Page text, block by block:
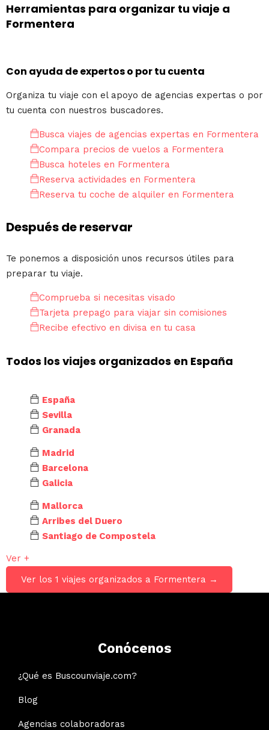
Herramientas para organizar tu viaje a
Formentera
Con ayuda de expertos o por tu cuenta
Organiza tu viaje con el apoyo de agencias expertas o por
tu cuenta con nuestros buscadores.
Busca viajes de agencias expertas en Formentera
Compara precios de vuelos a Formentera
Busca hoteles en Formentera
Reserva actividades en Formentera
Reserva tu coche de alquiler en Formentera
Después de reservar
Te ponemos a disposición unos recursos útiles para
preparar tu viaje.
Comprueba si necesitas visado
Tarjeta prepago para viajar sin comisiones
Recibe efectivo en divisa en tu casa
Todos los viajes organizados en España
España
Sevilla
Granada
Madrid
Barcelona
Galicia
Mallorca
Arribes del Duero
Santiago de Compostela
Ver +
Ver los 1 viajes organizados a Formentera →
Conócenos
¿Qué es Buscounviaje.com?
Blog
Agencias colaboradoras